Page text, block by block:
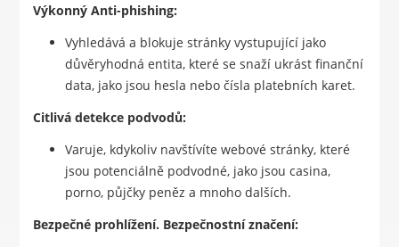
Výkonný Anti-phishing:
Vyhledává a blokuje stránky vystupující jako
důvěryhodná entita, které se snaží ukrást finanční
data, jako jsou hesla nebo čísla platebních karet.
Citlivá detekce podvodů:
Varuje, kdykoliv navštívíte webové stránky, které
jsou potenciálně podvodné, jako jsou casina,
porno, půjčky peněz a mnoho dalších.
Bezpečné prohlížení. Bezpečnostní značení: